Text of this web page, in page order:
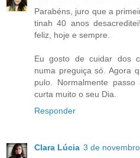
Parabéns, juro que a
tinah 40 anos
feliz, hoje e sempre.
Eu gosto de cuidar dos
numa preguiça só. Agora
pulo. Normalmente
curta muito o seu Dia.
Responder
Clara Lúcia 3 de